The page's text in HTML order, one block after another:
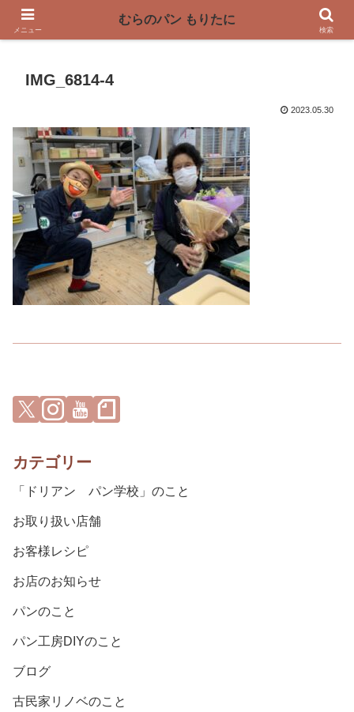
〜奈良県曽爾村の薪窯パン屋〜
IMG_6814-4
2023.05.30
カテゴリー
「ドリアン パン学校」のこと
お取り扱い店舗
お客様レシピ
お店のお知らせ
パンのこと
パン工房DIYのこと
ブログ
古民家リノベのこと
メニュー
むらのパン もりたに
検索